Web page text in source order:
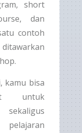
short
dan
contoh
kamu bisa
untuk
pelajaran